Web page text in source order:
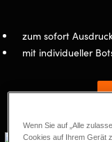
zum sofort
mit individueller
Wenn Sie auf „Alle
Cookies auf Ihrem Gerät